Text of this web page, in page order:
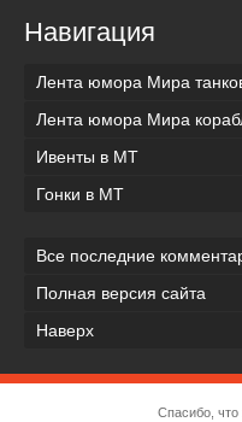
Навигация
Лента юмора Мира
Лента юмора Мира
Ивенты в МТ
Гонки в МТ
Все последние
Полная версия сайта
Наверх
Спасибо, что